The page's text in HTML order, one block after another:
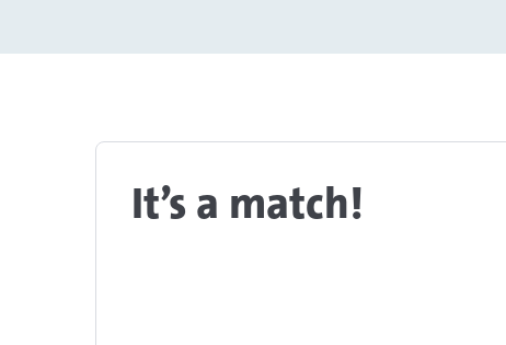
It’s a match!